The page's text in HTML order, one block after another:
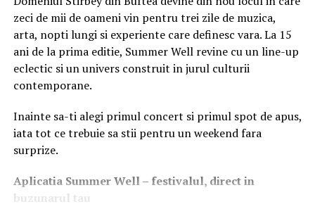
* federațiile sportive naționale și celelalte organizații
sportive;
* reprezentanții structurilor din sportul recreativ;
domeniul anti-doping;
* personalul ANAD implicat în gestionarea și furnizarea
zeci de mii de oameni vin pentru trei zile de muzica,
arta, nopti lungi si experiente care definesc vara. La 15
ani de la prima editie, Summer Well revine cu un line-up
eclectic si un univers construit in jurul culturii
contemporane.
Inainte sa-ti alegi primul concert si primul spot de apus,
iata tot ce trebuie sa stii pentru un weekend fara
surprize.
Aplicatia Summer Well– festivalul, direct in
buzunarul tau